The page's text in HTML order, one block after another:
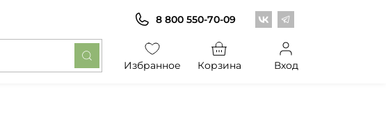
Центр обоев во
Центр обоев в
8 800 550-70-09
Избранное Корзина Вход